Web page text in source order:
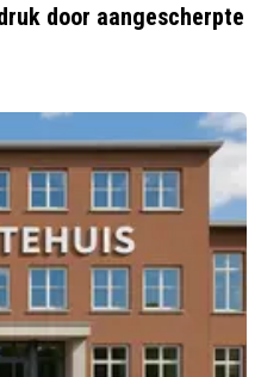
door aangescherpte